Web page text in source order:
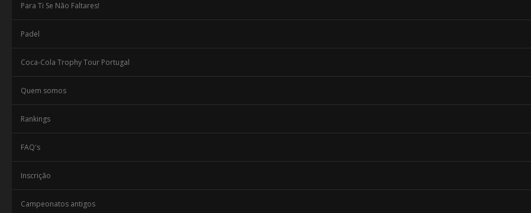
Para Ti Se Não Faltares!
Padel
Coca-Cola Trophy Tour Portugal
Quem somos
Rankings
FAQ's
Inscrição
Campeonatos antigos